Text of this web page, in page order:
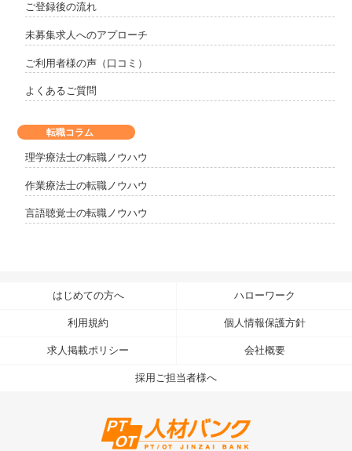
ご登録後の流れ
未募集求人へのアプローチ
ご利用者様の声（口コミ）
よくあるご質問
転職コラム
理学療法士の転職ノウハウ
作業療法士の転職ノウハウ
言語聴覚士の転職ノウハウ
はじめての方へ ハローワーク
利用規約 個人情報保護方針
求人掲載ポリシー 会社概要
採用ご担当者様へ